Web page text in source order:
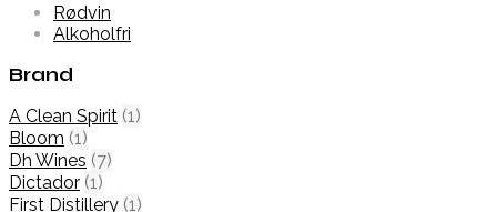
Rødvin
Alkoholfri
Brand
A Clean Spirit (1)
Bloom (1)
Dh Wines (7)
Dictador (1)
First Distillery (1)